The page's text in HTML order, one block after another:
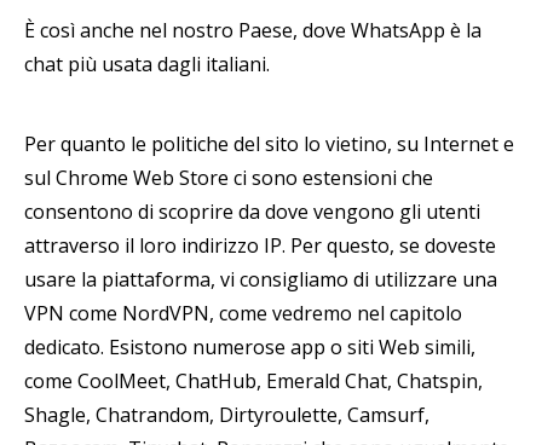
È così anche nel nostro Paese, dove WhatsApp è la
chat più usata dagli italiani.
Per quanto le politiche del sito lo vietino, su Internet e
sul Chrome Web Store ci sono estensioni che
consentono di scoprire da dove vengono gli utenti
attraverso il loro indirizzo IP. Per questo, se doveste
usare la piattaforma, vi consigliamo di utilizzare una
VPN come NordVPN, come vedremo nel capitolo
dedicato. Esistono numerose app o siti Web simili,
come CoolMeet, ChatHub, Emerald Chat, Chatspin,
Shagle, Chatrandom, Dirtyroulette, Camsurf,